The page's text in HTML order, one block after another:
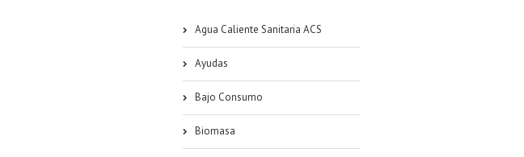
Agua Caliente Sanitaria ACS
Ayudas
Bajo Consumo
Biomasa